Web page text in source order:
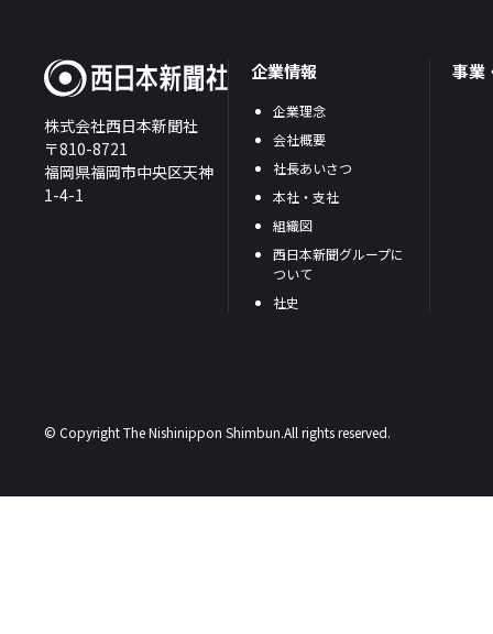
株式会社西日本新聞社
〒810-8721
福岡県福岡市中央区天神
1-4-1
企業情報
企業理念
会社概要
社長あいさつ
本社・支社
組織図
西日本新聞グループに
ついて
社史
事業
© Copyright The Nishinippon Shimbun.All rights reserved.